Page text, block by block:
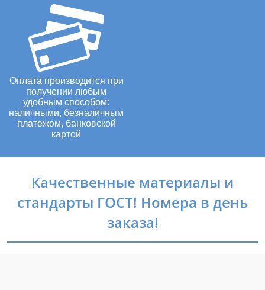
Оплата производится при
получении любым
удобным способом:
наличными, безналичным
платежом, банковской
картой
Качественные материалы и
стандарты ГОСТ! Номера в день
заказа!